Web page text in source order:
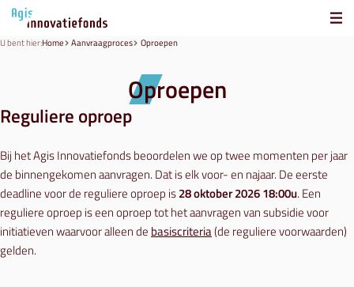
U bent hier:Home Aanvraagproces Oproepen
Oproepen
Reguliere oproep
Bij het Agis Innovatiefonds beoordelen we op twee momenten per jaar
de binnengekomen aanvragen. Dat is elk voor- en najaar. De eerste
deadline voor de reguliere oproep is28 oktober 2026 18:00u. Een
reguliere oproep is een oproep tot het aanvragen van subsidie voor
initiatieven waarvoor alleen de basiscriteria(de reguliere voorwaarden)
gelden.